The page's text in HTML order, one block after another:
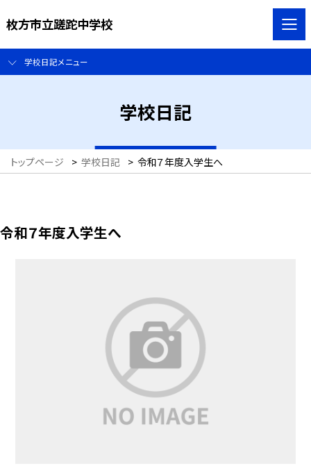
枚方市立蹉跎中学校
学校日記メニュー
学校日記
トップページ > 学校日記 > 令和７年度入学生へ
令和７年度入学生へ